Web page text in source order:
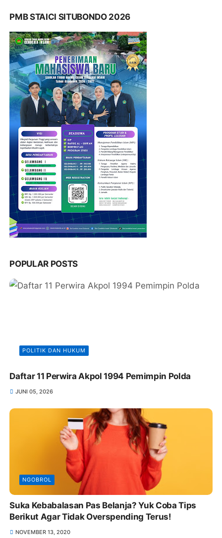
PMB STAICI SITUBONDO 2026
POPULAR POSTS
POLITIK DAN HUKUM
Daftar 11 Perwira Akpol 1994 Pemimpin Polda
JUNI 05, 2026
NGOBROL
Suka Kebabalasan Pas Belanja? Yuk Coba Tips
Berikut Agar Tidak Overspending Terus!
NOVEMBER 13, 2020